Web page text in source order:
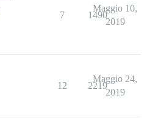
7 1490
Maggio 10,
2019
12 2219
Maggio 24,
2019